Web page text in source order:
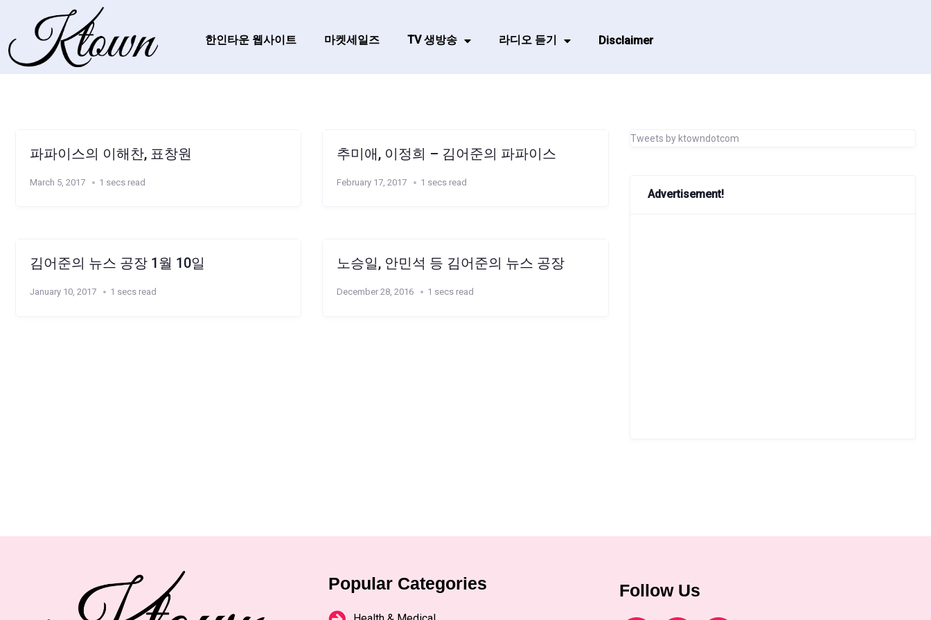
한인타운 웹사이트 마켓세일즈 TV 생방송 라디오 듣기 Disclaimer
파파이스의 이해찬, 표창원
March 5, 2017 1 secs read
추미애, 이정희 – 김어준의 파파이스
February 17, 2017 1 secs read
김어준의 뉴스 공장 1월 10일
January 10, 2017 1 secs read
노승일, 안민석 등 김어준의 뉴스 공장
December 28, 2016 1 secs read
Tweets by ktowndotcom
Advertisement!
Popular Categories Follow Us